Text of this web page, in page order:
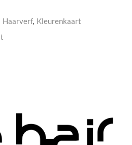
Haarverf, Kleurenkaart